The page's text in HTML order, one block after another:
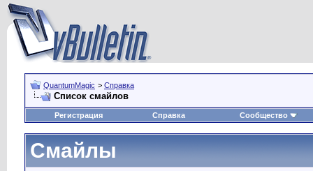
QuantumMagic > Справка
Список смайлов
Регистрация Справка Сообщество
Смайлы